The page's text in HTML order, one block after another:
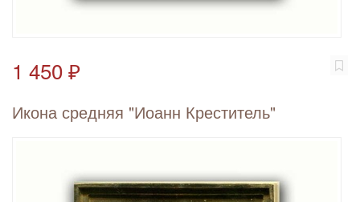
1 450 ₽
Икона средняя "Иоанн Креститель"